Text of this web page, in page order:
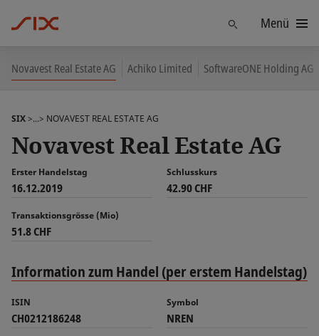
FindenMenü
Novavest Real Estate AG Achiko Limited SoftwareONE Holding AG
SIX>...> NOVAVEST REAL ESTATE AG
Novavest Real Estate AG
Erster Handelstag
16.12.2019
Schlusskurs
42.90 CHF
Transaktionsgrösse (Mio)
51.8 CHF
Information zum Handel (per erstem Handelstag)
ISIN
CH0212186248
Symbol
NREN